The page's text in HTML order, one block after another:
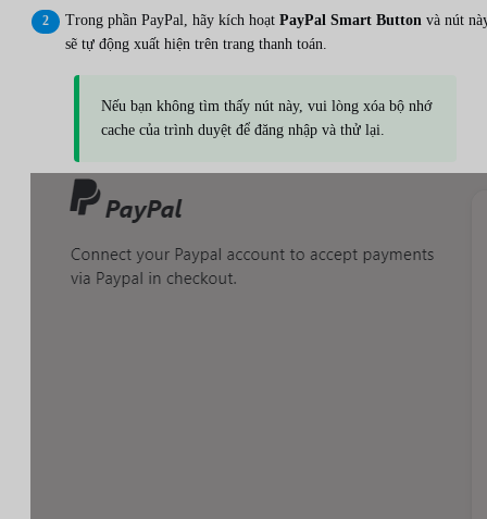
Trong phần PayPal, hãy kích hoạt PayPal Smart Button và nút
sẽ tự động xuất hiện trên trang thanh toán.
Nếu bạn không tìm thấy nút này, vui lòng xóa bộ nhớ
cache của trình duyệt để đăng nhập và thử lại.